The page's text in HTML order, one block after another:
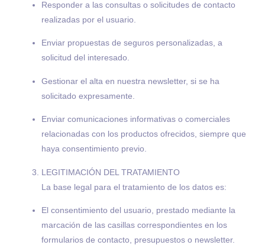
Responder a las consultas o solicitudes de contacto
realizadas por el usuario.
Enviar propuestas de seguros personalizadas, a
solicitud del interesado.
Gestionar el alta en nuestra newsletter, si se ha
solicitado expresamente.
Enviar comunicaciones informativas o comerciales
relacionadas con los productos ofrecidos, siempre que
haya consentimiento previo.
LEGITIMACIÓN DEL TRATAMIENTO
La base legal para el tratamiento de los datos es:
El consentimiento del usuario, prestado mediante la
marcación de las casillas correspondientes en los
formularios de contacto, presupuestos o newsletter.